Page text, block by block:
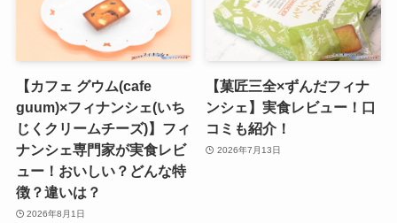
【カフェ グウム(cafe
guum)×フィナンシェ(いち
じくクリームチーズ)】フィ
ナンシェ専門家が実食レビ
ュー！おいしい？どんな特
徴？違いは？
2026年8月1日
【菓匠三全×ずんだフィナ
ンシェ】実食レビュー！口
コミも紹介！
2026年7月13日